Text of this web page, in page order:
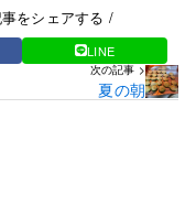
をシェアする /
LINE
次の記事 >
夏の朝